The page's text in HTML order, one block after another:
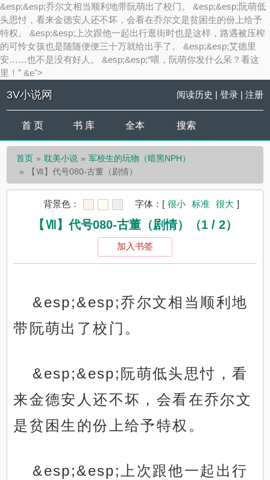
&esp;&esp;乔尔文相当顺利地带阮萌出了校门。 &esp;&esp;阮萌低
头思忖，看来金德安人还不坏，会看在乔尔文是贫困生的份上给予
特权。 &esp;&esp;上次跟他一起出行逛街时也是这样，路遇被压榨
的可怜女孩也是随随便便三十万就给出手了。 &esp;&esp;艾德里
安……也不是没有好人。 &esp;&esp;“喂，阮萌你发什么呆？看这
里！” &e">
3V小说网 阅读历史 | 登录| 注册
首 页 书 库 全本 搜索
首页 耽美小说
军校生的玩物（暗黑NPH）
【Ⅶ】代号080-古董（剧情）
背景色： 字体： [ 很小 标准 很大 ]
【Ⅶ】代号080-古董（剧情）（1 / 2）
加入书签
&esp;&esp;乔尔文相当顺利地
带阮萌出了校门。
&esp;&esp;阮萌低头思忖，看
来金德安人还不坏，会看在乔尔文
是贫困生的份上给予特权。
&esp;&esp;上次跟他一起出行